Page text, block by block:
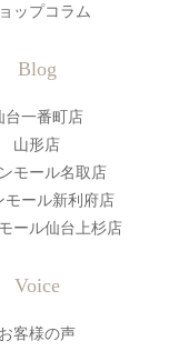
ップコラム
Blog
台一番町店
山形店
モール名取店
モール新利府店
ール仙台上杉店
Voice
お客様の声